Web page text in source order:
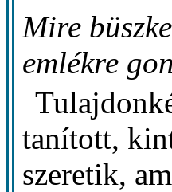
Mire
emlékre
tanított,
szeretik,